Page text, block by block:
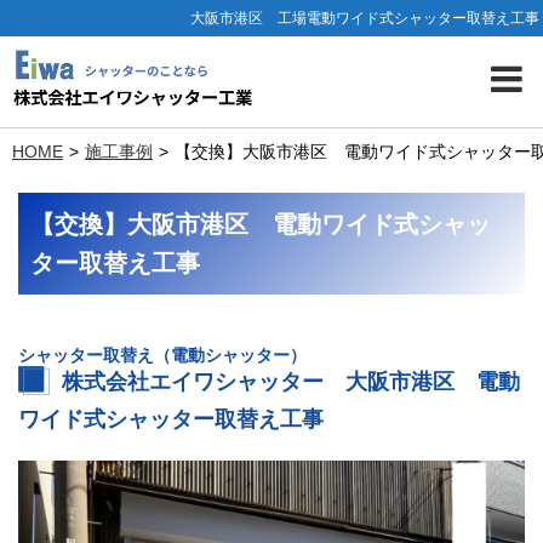
大阪市港区 工場電動ワイド式シャッター取替え工事
HOME 施工事例 【交換】大阪市港区 電動ワイド式シャッター
【交換】大阪市港区 電動ワイド式シャッ
ター取替え工事
シャッター取替え（電動シャッター）
株式会社エイワシャッター 大阪市港区 電動
ワイド式シャッター取替え工事